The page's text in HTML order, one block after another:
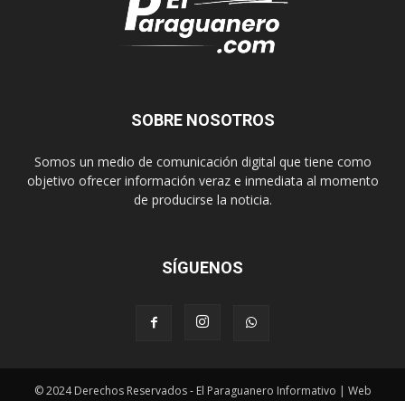
SOBRE NOSOTROS
Somos un medio de comunicación digital que tiene como
objetivo ofrecer información veraz e inmediata al momento
de producirse la noticia.
SÍGUENOS
© 2024 Derechos Reservados - El Paraguanero Informativo | Web